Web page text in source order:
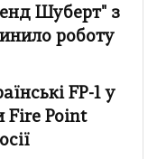
Шуберт" з
роботу
FP-1 у
Fire Point